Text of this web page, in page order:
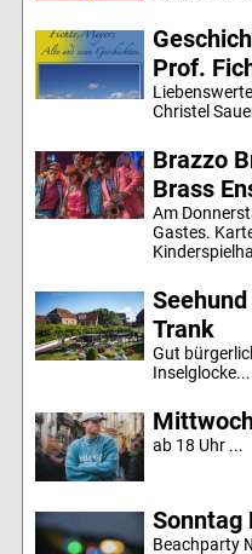
Prof.
Christel
Brazzo
Brass
Am
Gastes.
Trank
Gut
Inselglocke...
ab 18 Uhr ...
Sonntag
Beachparty